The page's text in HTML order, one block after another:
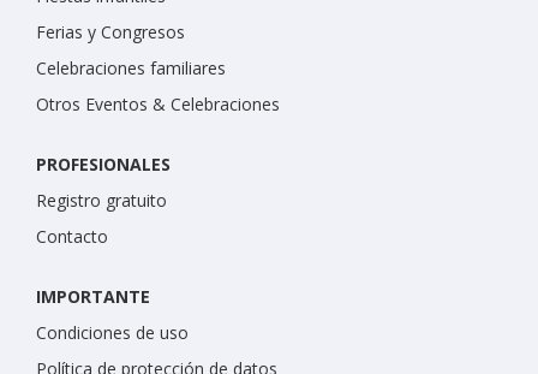
Ferias y Congresos
Celebraciones familiares
Otros Eventos & Celebraciones
PROFESIONALES
Registro gratuito
Contacto
IMPORTANTE
Condiciones de uso
Política de protección de datos